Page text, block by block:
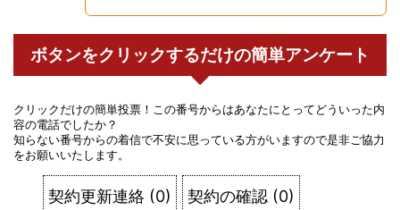
ボタンをクリックするだけの簡単アンケート
クリックだけの簡単投票！この番号からはあなたにとってどういった内
容の電話でしたか？
知らない番号からの着信で不安に思っている方がいますので是非ご協力
をお願いいたします。
契約更新連絡 (0) 契約の確認 (0)